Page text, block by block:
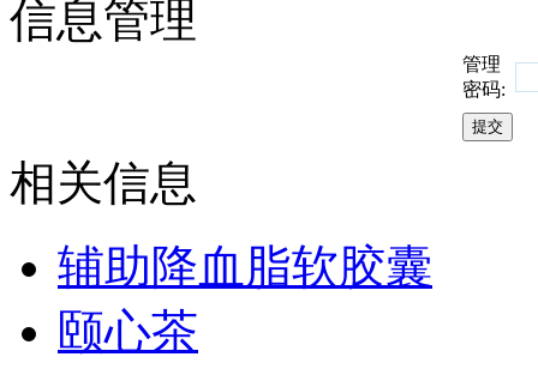
信息管理
管理
密码:
相关信息
辅助降血脂软胶囊
颐心茶